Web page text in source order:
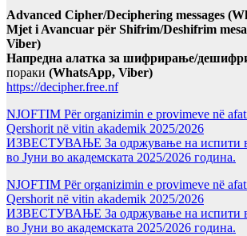
Advanced Cipher/Deciphering messages
Mjet i Avancuar për Shifrim/Deshifrim
Viber)
Напредна алатка за шифрирање/
пораки (WhatsApp, Viber)
https://decipher.free.nf
NJOFTIM Për organizimin e provimeve në
Qershorit në vitin akademik 2025/2026
ИЗВЕСТУВАЊЕ За одржување на испити
во Јуни во академската 2025/2026 година.
NJOFTIM Për organizimin e provimeve në
Qershorit në vitin akademik 2025/2026
ИЗВЕСТУВАЊЕ За одржување на испити
во Јуни во академската 2025/2026 година.